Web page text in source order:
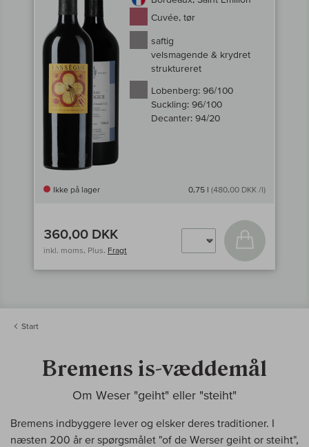
Cuvée, tør
saftig
velsmagende & krydret
struktureret
Lobenberg: 96/100
Suckling: 96/100
Decanter: 94/20
Ikke på lager 0,75 l (480,00 DKK /l)
360,00 DKK
inkl. moms, Plus. Fragt
Læg i kurv
Start
Bremens is-væddemål
Om Weser "geiht" eller "steiht"
Bremens indbyggere lever og elsker deres traditioner. I
næsten 200 år er spørgsmålet "of de Werser geiht or steiht",